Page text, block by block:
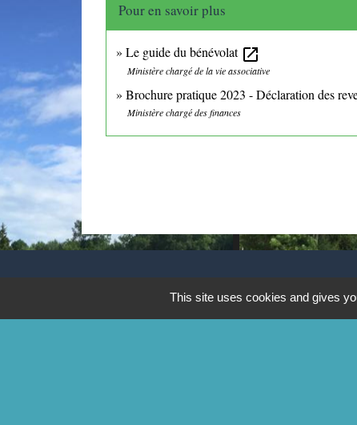
Pour en savoir plus
Le guide du bénévolat open_in_new
Ministère chargé de la vie associative
Brochure pratique 2023 - Déclaration des
Ministère chargé des finances
CONTACTS
This site uses cookies and gives